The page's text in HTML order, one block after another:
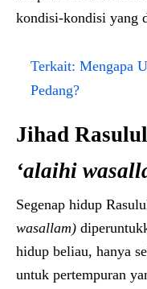
kondisi-kondisi yang
Terkait: Mengapa
Pedang?
Jihad
‘alaihi
Segenap hidup
wasallam)
hidup beliau, hanya
untuk pertempuran